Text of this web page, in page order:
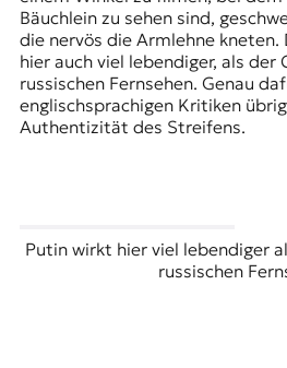
Bäuchlein zu sehen sind,
die nervös die Armlehne kneten.
hier auch viel lebendiger, als der
russischen Fernsehen. Genau
englischsprachigen Kritiken
Authentizität des Streifens.
Putin wirkt hier viel lebendiger
russischen